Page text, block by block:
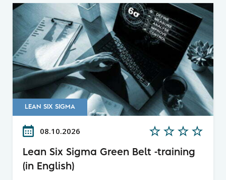
LEAN SIX SIGMA
08.10.2026
Lean Six Sigma Green Belt -training
(in English)